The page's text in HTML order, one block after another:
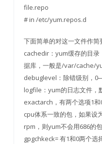
file.repo
# in /etc/yum.repos.d
下面简单的对这一文件作简
cachedir：yum缓存的目
据库，一般是/var/cache/
debuglevel：除错级别，
logfile：yum的日志文件，
exactarch，有两个选项1
cpu体系一致的包，如果设
rpm，则yum不会用686的包
gpgchkeck= 有1和0两个选